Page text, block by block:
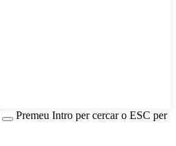
Premeu Intro per cercar o ESC per